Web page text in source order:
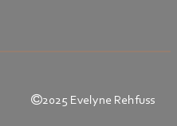
2025 Evelyne Rehfuss